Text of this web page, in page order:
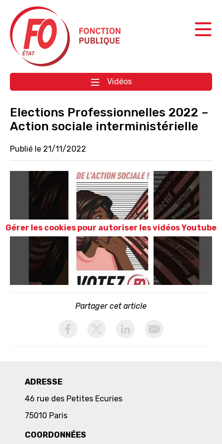
Aller à la navigation
Aller au contenu
Vidéos
Elections Professionnelles 2022 –
Action sociale interministérielle
Publié le 21/11/2022
Gérer les cookies pour autoriser les vidéos Youtube
Partager cet article
ADRESSE
46 rue des Petites Ecuries
75010 Paris
COORDONNÉES